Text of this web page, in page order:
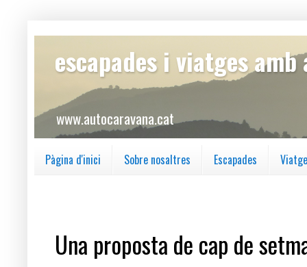
escapades i viatges
www.autocaravana.cat
Pàgina d'inici Sobre nosaltres Escapades
Una proposta de cap de